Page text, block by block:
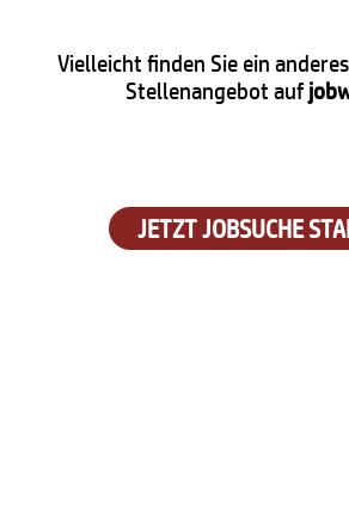
Vielleicht finden Sie ein
Stellenangebot auf
JETZT JOBSUCHE